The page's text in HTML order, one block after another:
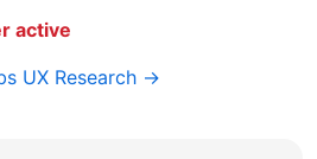
active
UX Research →